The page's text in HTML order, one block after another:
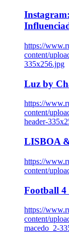
https://
content/
335x256.jpg
Luz by
https://
content/
header-
LISBOA
https://
content/
Football 4
https://
content/
macedo_2-